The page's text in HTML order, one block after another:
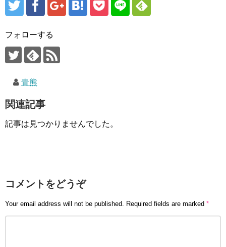
フォローする
青熊
関連記事
記事は見つかりませんでした。
コメントをどうぞ
Your email address will not be published. Required fields are marked *